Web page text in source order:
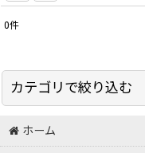
表示数:
並び順
0件
カテゴリで絞り込む
超撥水風呂敷 (全商品)
ホーム